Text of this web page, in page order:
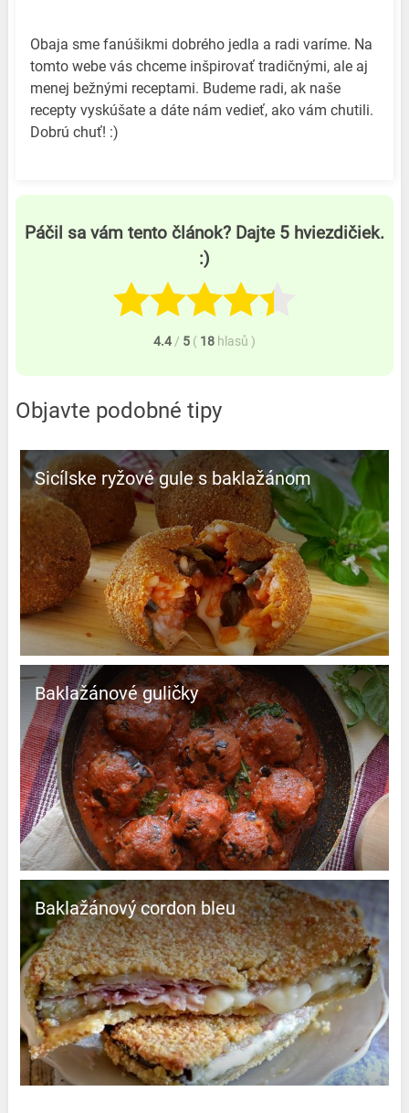
Obaja sme fanúšikmi dobrého jedla a radi varíme. Na
tomto webe vás chceme inšpirovať tradičnými, ale aj
menej bežnými receptami. Budeme radi, ak naše
recepty vyskúšate a dáte nám vedieť, ako vám chutili.
Dobrú chuť! :)
Páčil sa vám tento článok? Dajte 5 hviezdičiek.
:)
4.4 / 5 ( 18 hlasů )
Objavte podobné tipy
Sicílske ryžové gule s baklažánom
Baklažánové guličky
Baklažánový cordon bleu